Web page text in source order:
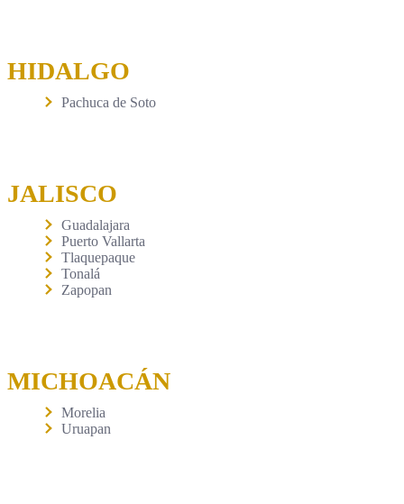
HIDALGO
Pachuca de Soto
JALISCO
Guadalajara
Puerto Vallarta
Tlaquepaque
Tonalá
Zapopan
MICHOACÁN
Morelia
Uruapan